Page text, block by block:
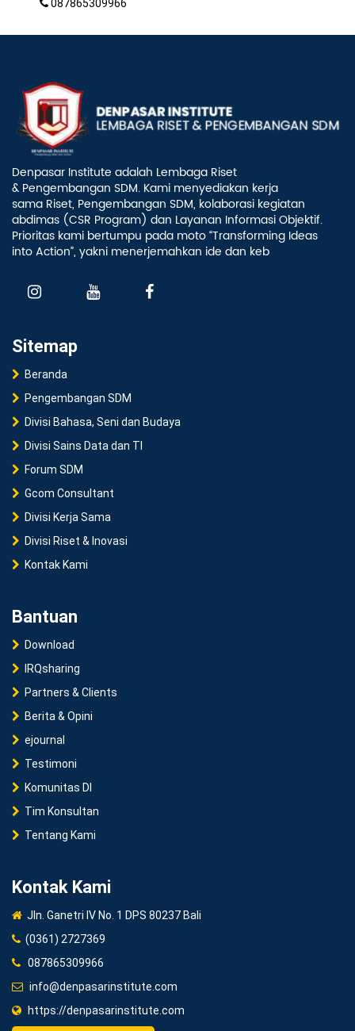
087865309966
Denpasar Institute adalah Lembaga Riset
& Pengembangan SDM. Kami menyediakan kerja
sama Riset, Pengembangan SDM, kolaborasi kegiatan
abdimas (CSR Program) dan Layanan Informasi Objektif.
Prioritas kami bertumpu pada moto “Transforming Ideas
into Action”, yakni menerjemahkan ide dan keb
Sitemap
Beranda
Pengembangan SDM
Divisi Bahasa, Seni dan Budaya
Divisi Sains Data dan TI
Forum SDM
Gcom Consultant
Divisi Kerja Sama
Divisi Riset & Inovasi
Kontak Kami
Bantuan
Download
IRQsharing
Partners & Clients
Berita & Opini
ejournal
Testimoni
Komunitas DI
Tim Konsultan
Tentang Kami
Kontak Kami
Jln. Ganetri IV No. 1 DPS 80237 Bali
(0361) 2727369
087865309966
info@denpasarinstitute.com
https://denpasarinstitute.com